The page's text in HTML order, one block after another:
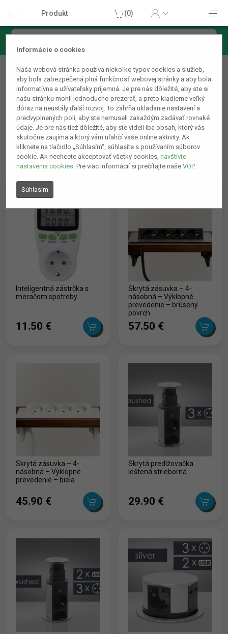
Informácie o cookies
Naša webová stránka používa niekoľko typov cookies a služieb,
aby bola zabezpečená plná funkčnosť webovej stránky a aby bola
informatívna a užívateľsky príjemná. Je pre nás dôležité, aby ste si
našu stránku mohli jednoducho prezerať, a preto kladieme veľký
dôraz na neustály ďalší rozvoj. To zahŕňa ukladanie nastavení a
predvyplnených polí, aby ste nemuseli zakaždým zadávať rovnaké
údaje. Je pre nás tiež dôležité, aby ste videli iba obsah, ktorý vás
skutočne zaujíma a ktorý vám uľahčí vaše online aktivity. Ak
kliknete na tlačidlo „Súhlasím“, súhlasíte s používaním súborov
cookie. Ak nechcete akceptovať všetky cookies,navštívte
nastavenia cookies. Pre viac informácií si prečítajte našeVOP.
Súhlasím
Produkt (0)
Zabudovateľné zásuvky
1 2
Inteligentná zástrčka s
meračom spotreby
11.50 ‎€
Skrytá zásuvka – 4-
násobná – Výklopné
prevedenie – brúsený
povrch
57.50 ‎€
Skrytá zásuvka – 4-
násobná – Výklopné
prevedenie – biela
45.90 ‎€
Skrytá predlžovačka
leštená strieborná
29.90 ‎€